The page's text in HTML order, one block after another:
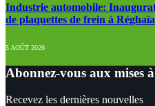
Industrie automobile:
de plaquettes de frein à Réghaïa
5 AOÛT 2026
Abonnez-vous aux mises
Recevez les dernières nouvelles